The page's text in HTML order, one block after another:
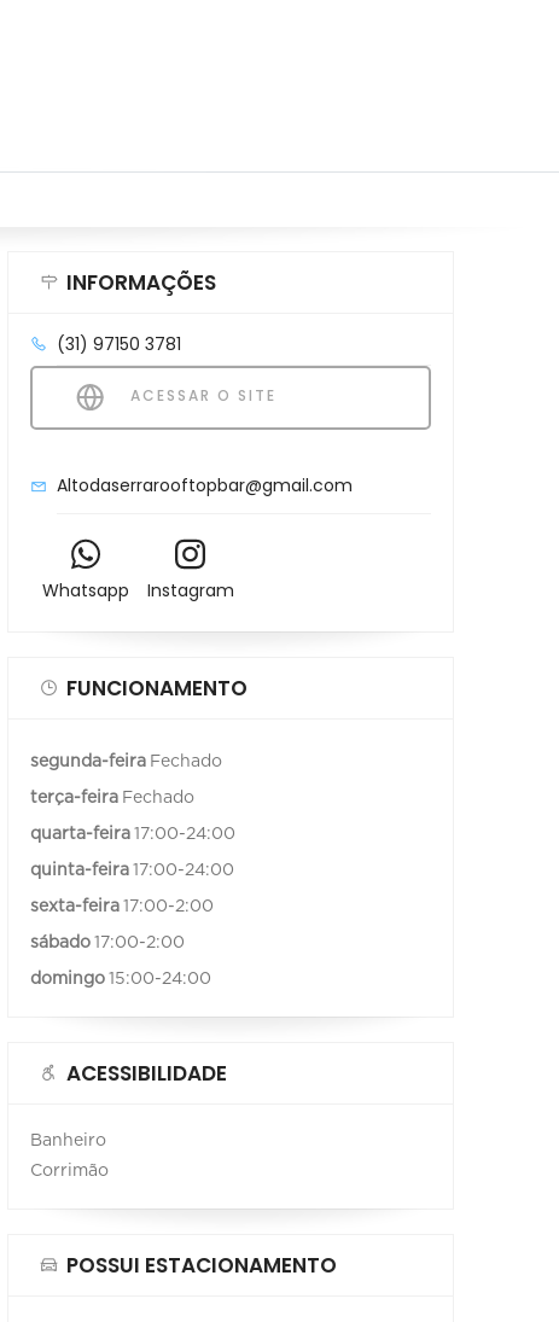
INFORMAÇÕES
(31) 97150 3781
ACESSAR O SITE
Altodaserrarooftopbar@gmail.com
Whatsapp Instagram
FUNCIONAMENTO
segunda-feira Fechado
terça-feira Fechado
quarta-feira 17:00-24:00
quinta-feira 17:00-24:00
sexta-feira 17:00-2:00
sábado 17:00-2:00
domingo 15:00-24:00
ACESSIBILIDADE
Banheiro
Corrimão
POSSUI ESTACIONAMENTO